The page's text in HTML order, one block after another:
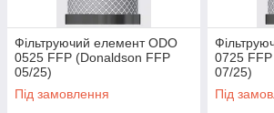
Фільтруючий елемент ODO
0525 FFP (Donaldson FFP
05/25)
Під замовлення
0725
07/25)
Під